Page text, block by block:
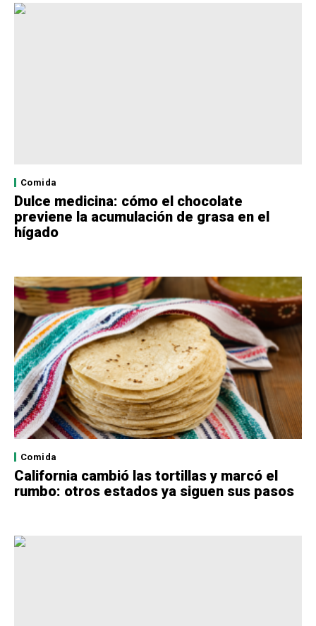
Comida
Dulce medicina: cómo el chocolate
previene la acumulación de grasa en el
hígado
Comida
California cambió las tortillas y marcó el
rumbo: otros estados ya siguen sus pasos